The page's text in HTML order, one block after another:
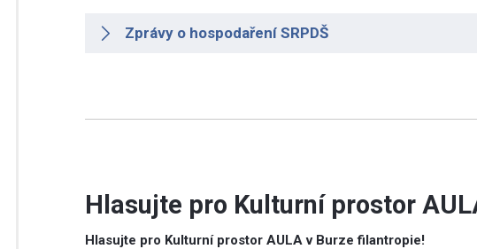
Zprávy o hospodaření SRPDŠ
Hlasujte pro Kulturní prostor
Hlasujte pro Kulturní prostor AULA v Burze filantropie!